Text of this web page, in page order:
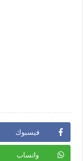
فيسبوك
واتساب